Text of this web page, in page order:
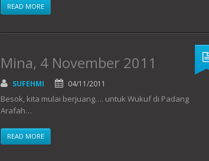
READ MORE
Mina, 4 November 2011
SUFEHMI 04/11/2011
Besok, kita mulai berjuang…. untuk Wukuf di Padang
Arafah…
READ MORE